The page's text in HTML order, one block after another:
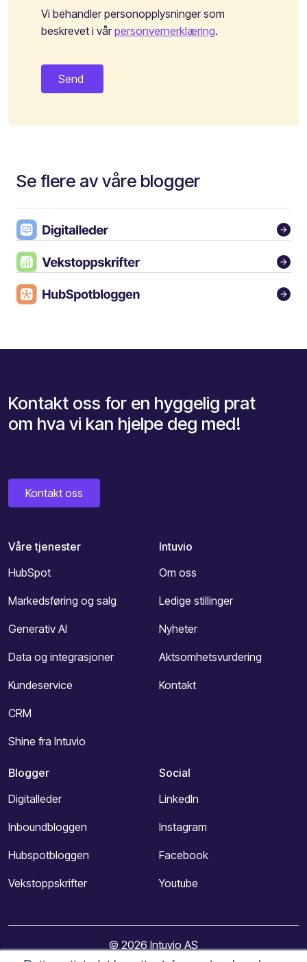
Vi behandler personopplysninger som
beskrevet i vårpersonvernerklæring.
Se flere av våre blogger
Kontakt oss for en hyggelig prat
om hva vi kan hjelpe deg med!
Kontakt oss
Våre tjenester
HubSpot
Markedsføring og salg
Generativ AI
Data og integrasjoner
Kundeservice
CRM
Shine fra Intuvio
Intuvio
Om oss
Ledige stillinger
Nyheter
Aktsomhetsvurdering
Kontakt
Blogger
Digitalleder
Inboundbloggen
Hubspotbloggen
Vekstoppskrifter
Social
LinkedIn
Instagram
Facebook
Youtube
© 2026 Intuvio AS